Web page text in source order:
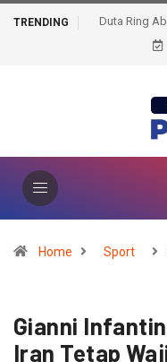
TRENDING
Duta Ring
Usai
Home Sport
Gianni
Iran Tetap